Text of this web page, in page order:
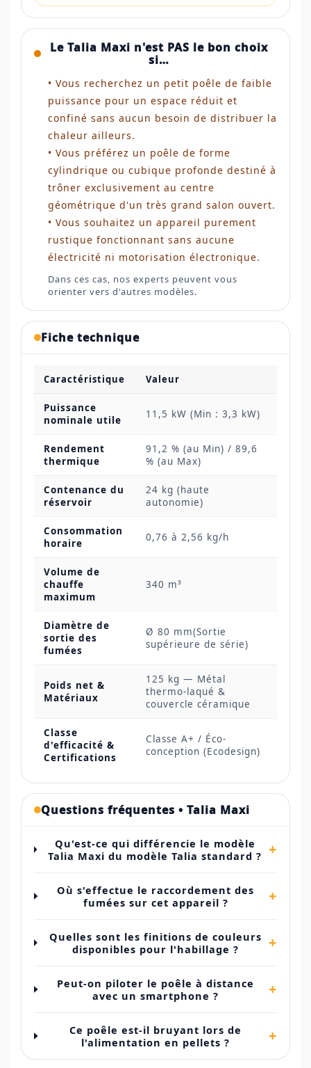
Le Talia Maxi n'est PAS le bon choix
si…
• Vous recherchez un petit poêle de faible
puissance pour un espace réduit et
confiné sans aucun besoin de distribuer la
chaleur ailleurs.
• Vous préférez un poêle de forme
cylindrique ou cubique profonde destiné à
trôner exclusivement au centre
géométrique d'un très grand salon ouvert.
• Vous souhaitez un appareil purement
rustique fonctionnant sans aucune
électricité ni motorisation électronique.
Dans ces cas, nos experts peuvent vous
orienter vers d'autres modèles.
Fiche technique
Caractéristique Valeur
Puissance
nominale utile
11,5 kW (Min : 3,3 kW)
Rendement
thermique
91,2 % (au Min) / 89,6
% (au Max)
Contenance du
réservoir
24 kg (haute
autonomie)
Consommation
horaire
0,76 à 2,56 kg/h
Volume de
chauffe
maximum
340 m³
Diamètre de
sortie des
fumées
Ø 80 mm(Sortie
supérieure de série)
Poids net &
Matériaux
125 kg — Métal
thermo-laqué &
couvercle céramique
Classe
d'efficacité &
Certifications
Classe A+ / Éco-
conception (Ecodesign)
Questions fréquentes • Talia Maxi
Qu'est-ce qui différencie le modèle
Talia Maxi du modèle Talia standard ? +
Où s'effectue le raccordement des
fumées sur cet appareil ?
+
Quelles sont les finitions de couleurs
disponibles pour l'habillage ?
+
Peut-on piloter le poêle à distance
avec un smartphone ?
+
Ce poêle est-il bruyant lors de
l'alimentation en pellets ?
+